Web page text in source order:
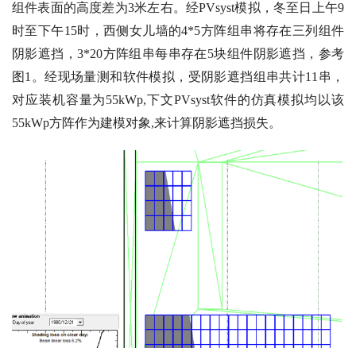
组件表面的高度差为3米左右。经PVsyst模拟，冬至日上午9
时至下午15时，西侧女儿墙的4*5方阵组串将存在三列组件
阴影遮挡，3*20方阵组串每串存在5块组件阴影遮挡，参考
图1。经现场量测和软件模拟，受阴影遮挡组串共计11串，
对应装机容量为55kWp,下文PVsyst软件的仿真模拟均以该
55kWp方阵作为建模对象,来计算阴影遮挡损失。